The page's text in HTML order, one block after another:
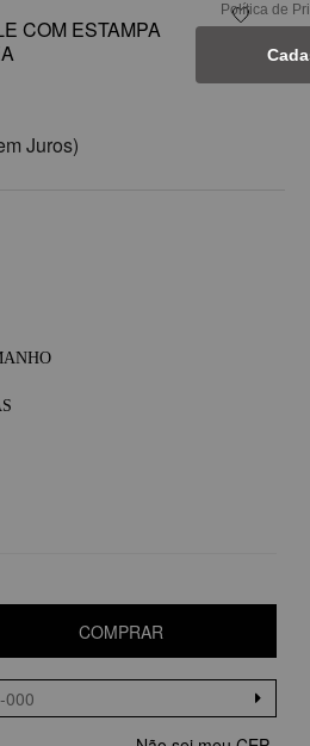
COM ESTAMPA
Juros)
COMPRAR
Política de